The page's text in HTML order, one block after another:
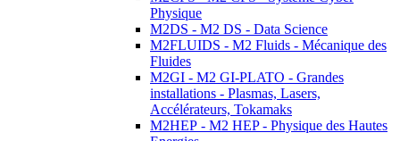
Physique
M2DS - M2 DS - Data Science
M2FLUIDS - M2 Fluids - Mécanique des
Fluides
M2GI - M2 GI-PLATO - Grandes
installations - Plasmas, Lasers,
Accélérateurs, Tokamaks
M2HEP - M2 HEP - Physique des Hautes